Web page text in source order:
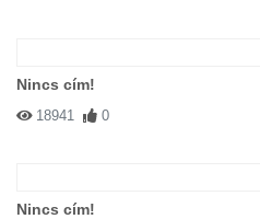
Nincs cím!
18941 0
Nincs cím!